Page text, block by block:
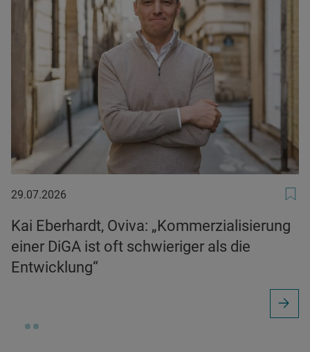
29.07.2026
29.07.2026
Kai Eberhardt, Oviva: „Kommerzialisierung
einer DiGA ist oft schwieriger als die
Entwicklung“